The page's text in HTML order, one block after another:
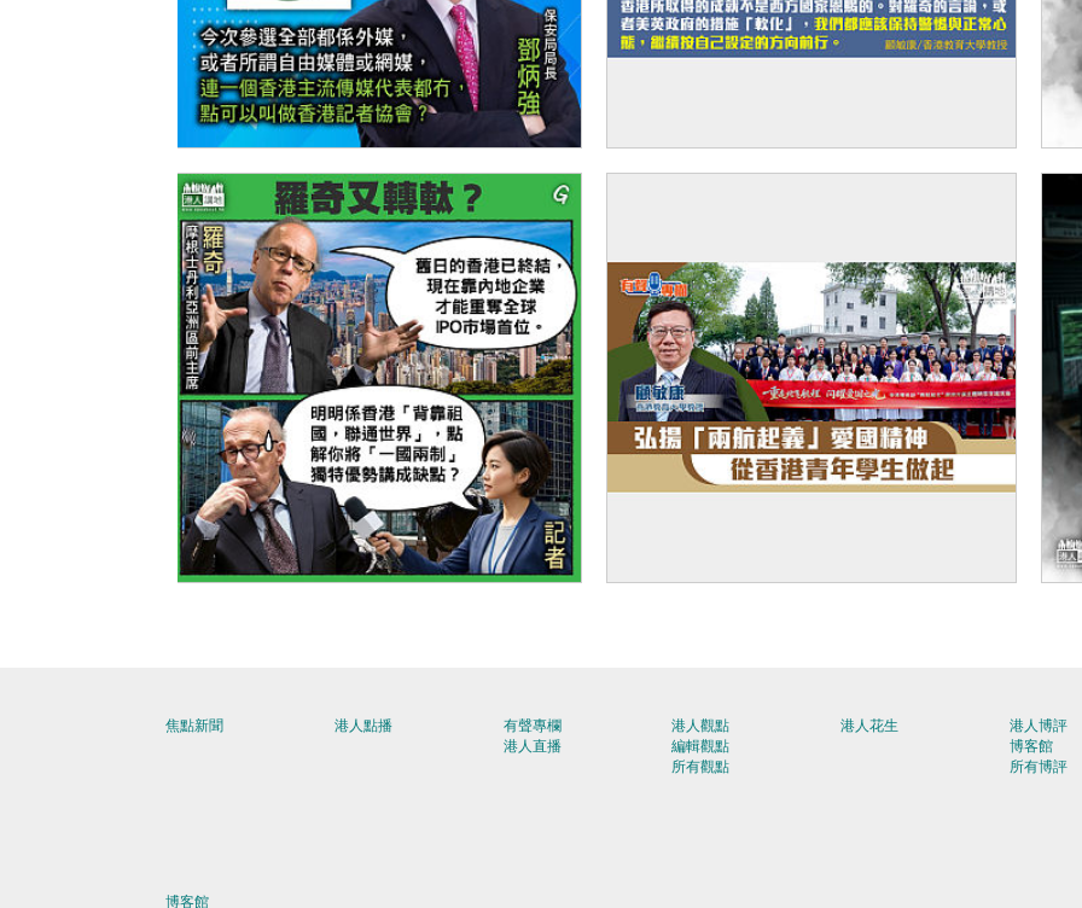
焦點新聞 港人點播
有聲專欄
港人直播
港人觀點
編輯觀點
所有觀點
港人花生
港人博評
博客館
所有博評
博客館